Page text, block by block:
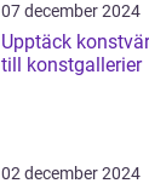
07 december 2024
Upptäck
till konstgallerier
02 december 2024